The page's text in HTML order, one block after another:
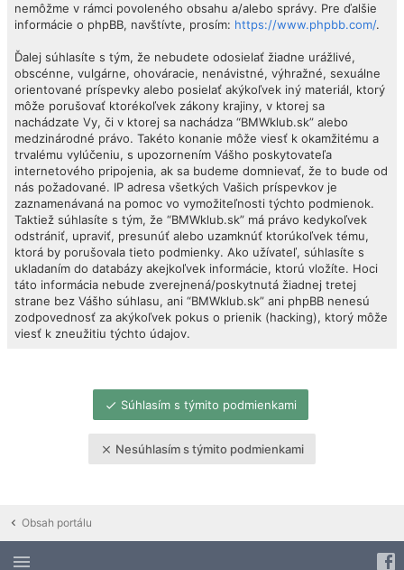
nemôžme v rámci povoleného obsahu a/alebo správy. Pre ďalšie
informácie o phpBB, navštívte, prosím: https://www.phpbb.com/.
Ďalej súhlasíte s tým, že nebudete odosielať žiadne urážlivé,
obscénne, vulgárne, ohováracie, nenávistné, výhražné, sexuálne
orientované príspevky alebo posielať akýkoľvek iný materiál, ktorý
môže porušovať ktorékoľvek zákony krajiny, v ktorej sa
nachádzate Vy, či v ktorej sa nachádza “BMWklub.sk” alebo
medzinárodné právo. Takéto konanie môže viesť k okamžitému a
trvalému vylúčeniu, s upozornením Vášho poskytovateľa
internetového pripojenia, ak sa budeme domnievať, že to bude od
nás požadované. IP adresa všetkých Vašich príspevkov je
zaznamenávaná na pomoc vo vymožiteľnosti týchto podmienok.
Taktiež súhlasíte s tým, že “BMWklub.sk” má právo kedykoľvek
odstrániť, upraviť, presunúť alebo uzamknúť ktorúkoľvek tému,
ktorá by porušovala tieto podmienky. Ako užívateľ, súhlasíte s
ukladaním do databázy akejkoľvek informácie, ktorú vložíte. Hoci
táto informácia nebude zverejnená/poskytnutá žiadnej tretej
strane bez Vášho súhlasu, ani “BMWklub.sk” ani phpBB nenesú
zodpovednosť za akýkoľvek pokus o prienik (hacking), ktorý môže
viesť k zneužitiu týchto údajov.
Súhlasím s týmito podmienkami
Nesúhlasím s týmito podmienkami
Obsah portálu